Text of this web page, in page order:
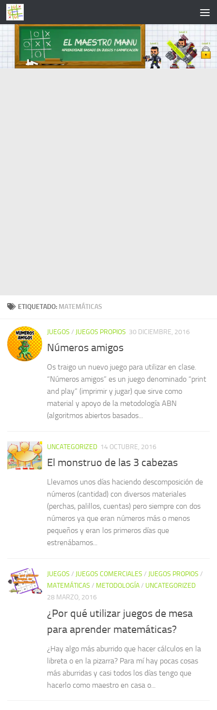
Saltar al contenido
ETIQUETADO: MATEMÁTICAS
JUEGOS / JUEGOS PROPIOS 30 DICIEMBRE, 2016
Números amigos
Os traigo un nuevo juego para utilizar en clase.
“Números amigos” es un juego denominado “print
and play” (imprimir y jugar) que sirve como
material y apoyo de la metodología ABN
(algoritmos abiertos basados...
UNCATEGORIZED 14 OCTUBRE, 2016
El monstruo de las 3 cabezas
Llevamos unos días haciendo descomposición de
números (cantidad) con diversos materiales
(perchas, palillos, cuentas) pero siempre con dos
números ya que eran números más o menos
pequeños y eran los primeros días que
estrenábamos...
JUEGOS / JUEGOS COMERCIALES / JUEGOS PROPIOS /
MATEMÁTICAS / METODOLOGÍA/ UNCATEGORIZED
28 MARZO, 2016
¿Por qué utilizar juegos de mesa
para aprender matemáticas?
¿Hay algo más aburrido que hacer cálculos en la
libreta o en la pizarra? Para mí hay pocas cosas
más aburridas y casi todos los días tengo que
hacerlo como maestro en casa o...